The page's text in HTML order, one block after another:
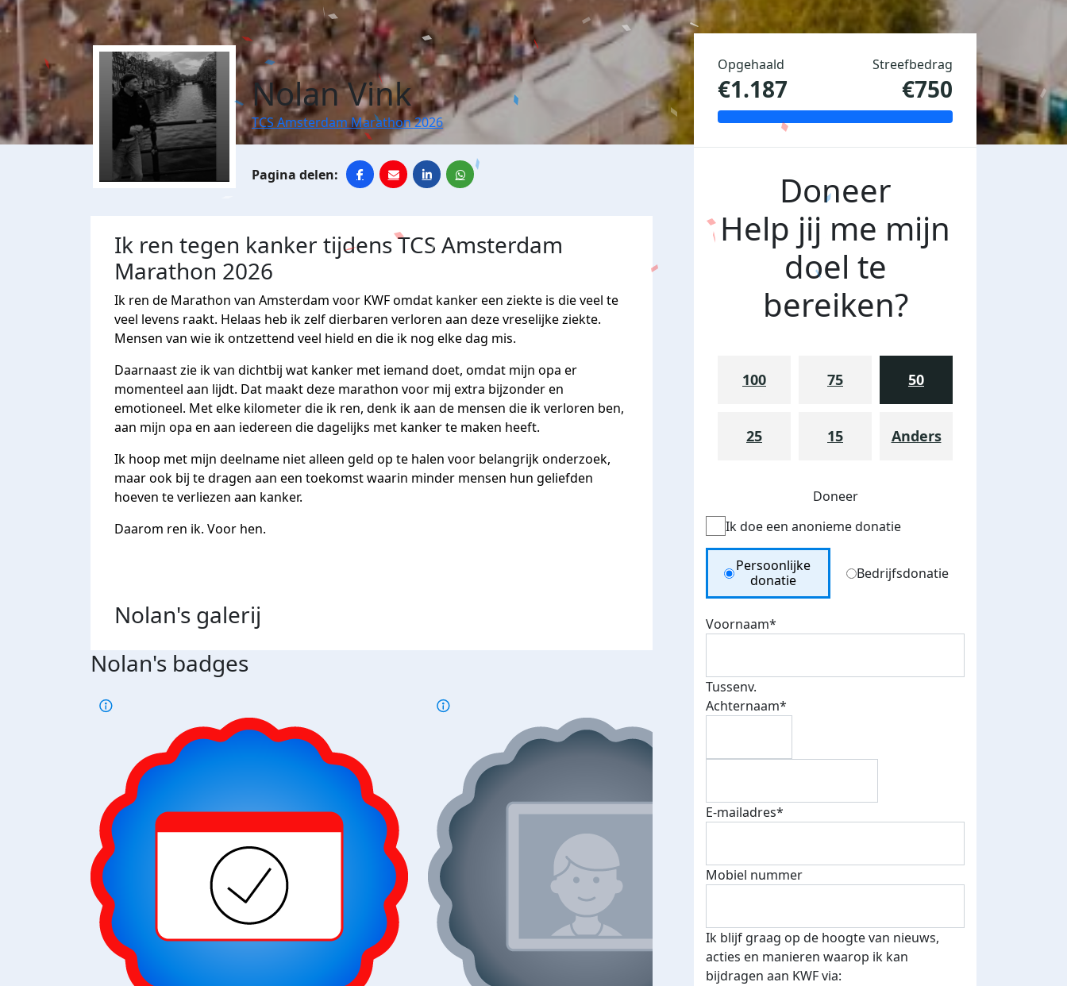
Nolan Vink
TCS Amsterdam Marathon 2026
Ik ren tegen kanker tijdens TCS Amsterdam
Marathon 2026
Ik ren de Marathon van Amsterdam voor KWF omdat kanker een ziekte is die veel te
veel levens raakt. Helaas heb ik zelf dierbaren verloren aan deze vreselijke ziekte.
Mensen van wie ik ontzettend veel hield en die ik nog elke dag mis.
Daarnaast zie ik van dichtbij wat kanker met iemand doet, omdat mijn opa er
momenteel aan lijdt. Dat maakt deze marathon voor mij extra bijzonder en
emotioneel. Met elke kilometer die ik ren, denk ik aan de mensen die ik verloren ben,
aan mijn opa en aan iedereen die dagelijks met kanker te maken heeft.
Ik hoop met mijn deelname niet alleen geld op te halen voor belangrijk onderzoek,
maar ook bij te dragen aan een toekomst waarin minder mensen hun geliefden
hoeven te verliezen aan kanker.
Daarom ren ik. Voor hen.
Nolan's galerij
Nolan's badges
Opgehaald
€1.187
Streefbedrag
€750
Doneer
Help jij me mijn
doel te
bereiken?
100 75 50
25 15 Anders
Doneer
Ik doe een anonieme donatie
Donation Type
Persoonlijke
donatie
Bedrijfsdonatie
Voornaam*
Tussenv.
Achternaam*
E-mailadres*
Mobiel nummer
Ik blijf graag op de hoogte van nieuws,
acties en manieren waarop ik kan
bijdragen aan KWF via: